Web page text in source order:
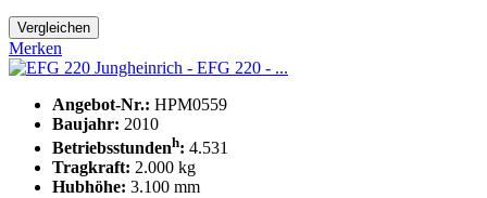
Vergleichen
Merken
Jungheinrich - EFG 220 - ...
Angebot-Nr.: HPM0559
Baujahr: 2010
Betriebsstundenh: 4.531
Tragkraft: 2.000 kg
Hubhöhe: 3.100 mm